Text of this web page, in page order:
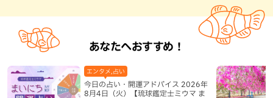
あなたへおすすめ！
今日の占い・開運アドバイス 2026年
8月4日（火）【琉球鑑定士ミウマ ま
エンタメ,占い